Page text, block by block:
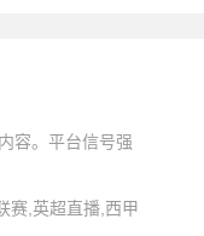
容。平台信号强
赛,英超直播,西甲